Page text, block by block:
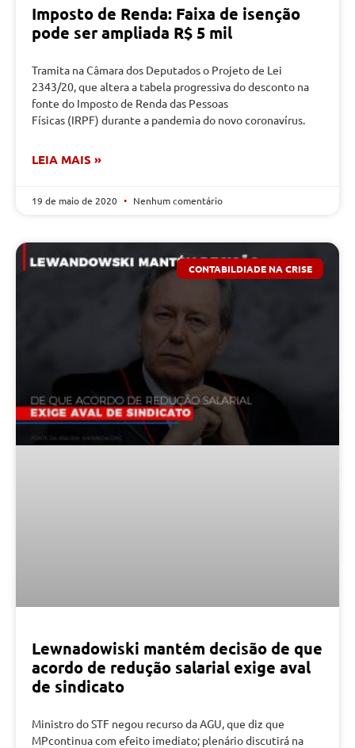
Imposto de Renda: Faixa de isenção
pode ser ampliada R$ 5 mil
Tramita na Câmara dos Deputados o Projeto de Lei
2343/20, que altera a tabela progressiva do desconto na
fonte do Imposto de Renda das Pessoas
Físicas (IRPF) durante a pandemia do novo coronavírus.
LEIA MAIS »
19 de maio de 2020 Nenhum comentário
CONTABILDIADE NA CRISE
Lewnadowiski mantém decisão de que
acordo de redução salarial exige aval
de sindicato
Ministro do STF negou recurso da AGU, que diz que
MPcontinua com efeito imediato; plenário discutirá na